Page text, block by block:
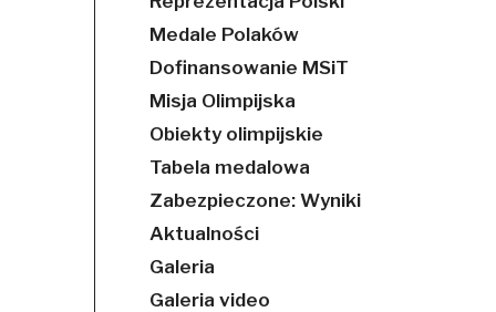
Medale Polaków
Dofinansowanie MSiT
Misja Olimpijska
Obiekty olimpijskie
Tabela medalowa
Zabezpieczone: Wyniki
Aktualności
Galeria
Galeria video